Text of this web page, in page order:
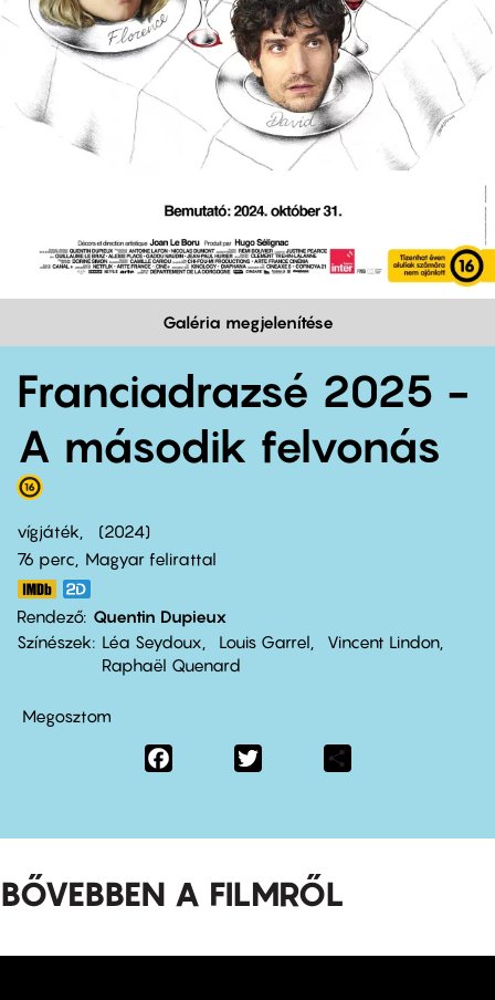
Galéria megjelenítése
Franciadrazsé 2025 -
A második felvonás
vígjáték
2024
76 perc,
Magyar felirattal
Rendező Quentin Dupieux
Színészek
Léa Seydoux Louis Garrel
Vincent Lindon
Raphaël Quenard
Megosztom
Facebook
BŐVEBBEN A FILMRŐL